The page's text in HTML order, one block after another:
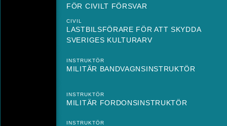
FÖR CIVILT FÖRSVAR
CIVIL
LASTBILSFÖRARE FÖR ATT SKYDDA
SVERIGES KULTURARV
INSTRUKTÖR
MILITÄR BANDVAGNSINSTRUKTÖR
INSTRUKTÖR
MILITÄR FORDONSINSTRUKTÖR
INSTRUKTÖR